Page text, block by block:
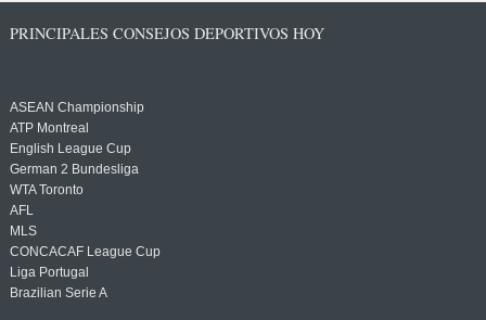
PRINCIPALES CONSEJOS DEPORTIVOS HOY
ASEAN Championship
ATP Montreal
English League Cup
German 2 Bundesliga
WTA Toronto
AFL
MLS
CONCACAF League Cup
Liga Portugal
Brazilian Serie A